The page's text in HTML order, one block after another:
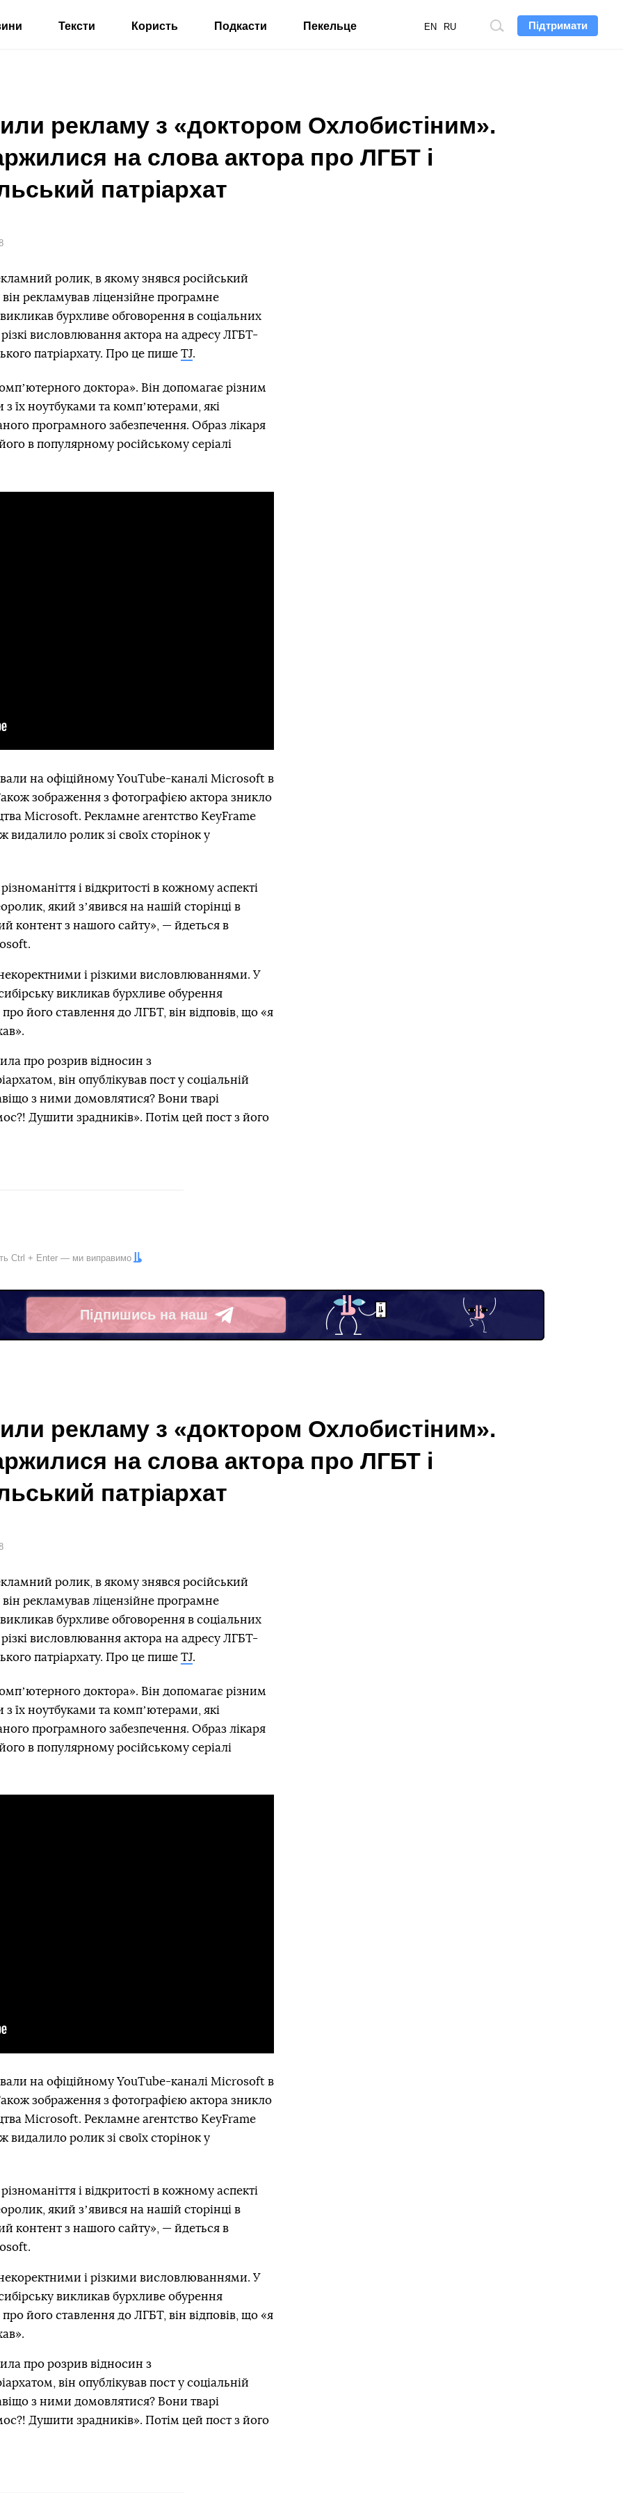
Підтримати
Пошук
EN RU
Тексти Користь Подкасти Пекельце
рекламу з «доктором Охлобистіним».
на слова актора про ЛГБТ і
патріархат
ролик, в якому знявся російський
рекламував ліцензійне програмне
бурхливе обговорення в соціальних
висловлювання актора на адресу ЛГБТ-
патріархату. Про це пише TJ.
доктора». Він допомагає різним
їх ноутбуками та компʼютерами, які
програмного забезпечення. Образ лікаря
в популярному російському серіалі
на офіційному YouTube-каналі Microsoft в
зображення з фотографією актора зникло
Microsoft. Рекламне агентство KeyFrame
видалило ролик зі своїх сторінок у
і відкритості в кожному аспекті
який зʼявився на нашій сторінці в
контент з нашого сайту», — йдеться в
і різкими висловлюваннями. У
викликав бурхливе обурення
його ставлення до ЛГБТ, він відповів, що «я
про розрив відносин з
він опублікував пост у соціальній
з ними домовлятися? Вони тварі
Душити зрадників». Потім цей пост з його
Ctrl + Enter — ми виправимо
Підпишись на наш
Telegram
рекламу з «доктором Охлобистіним».
на слова актора про ЛГБТ і
патріархат
ролик, в якому знявся російський
рекламував ліцензійне програмне
бурхливе обговорення в соціальних
висловлювання актора на адресу ЛГБТ-
патріархату. Про це пише TJ.
доктора». Він допомагає різним
їх ноутбуками та компʼютерами, які
програмного забезпечення. Образ лікаря
в популярному російському серіалі
на офіційному YouTube-каналі Microsoft в
зображення з фотографією актора зникло
Microsoft. Рекламне агентство KeyFrame
видалило ролик зі своїх сторінок у
і відкритості в кожному аспекті
який зʼявився на нашій сторінці в
контент з нашого сайту», — йдеться в
і різкими висловлюваннями. У
викликав бурхливе обурення
його ставлення до ЛГБТ, він відповів, що «я
про розрив відносин з
він опублікував пост у соціальній
з ними домовлятися? Вони тварі
Душити зрадників». Потім цей пост з його